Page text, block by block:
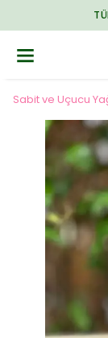
Sabit ve Uçucu